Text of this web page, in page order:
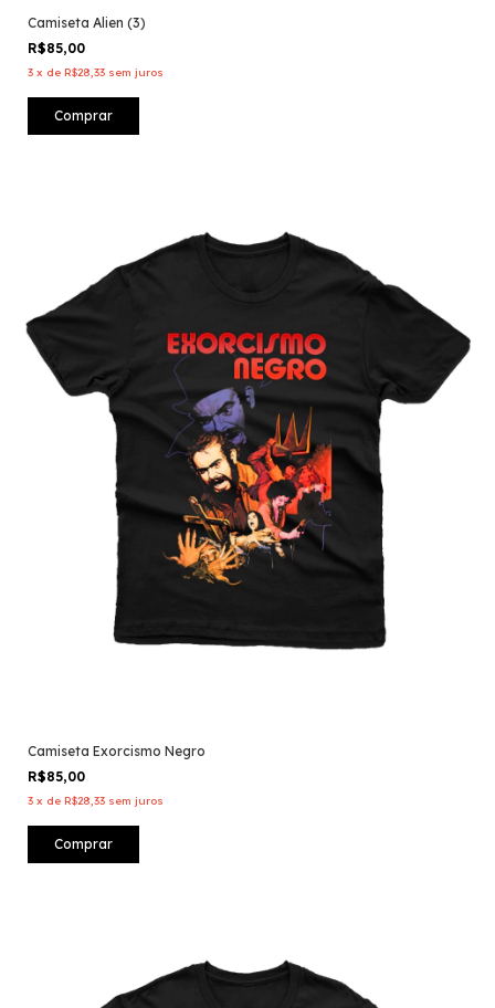
Camiseta Alien (3)
R$85,00
3 x de R$28,33 sem juros
Comprar
Camiseta Exorcismo Negro
R$85,00
3 x de R$28,33 sem juros
Comprar